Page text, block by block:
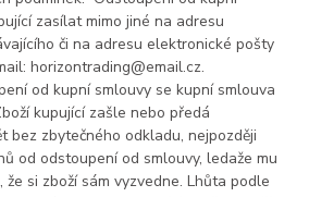
zasílat mimo jiné na adresu
či na adresu elektronické pošty
horizontrading@email.cz.
od kupní smlouvy se kupní smlouva
kupující zašle nebo předá
bez zbytečného odkladu, nejpozději
od odstoupení od smlouvy, ledaže mu
že si zboží sám vyzvedne. Lhůta podle